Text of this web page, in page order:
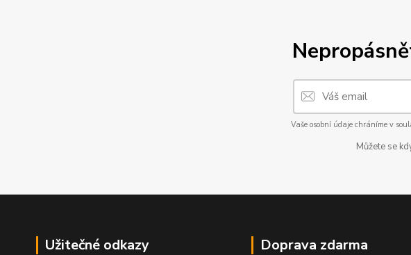
Vaše osobní údaje chráníme v
Můžete se
Užitečné odkazy Doprava zdarma